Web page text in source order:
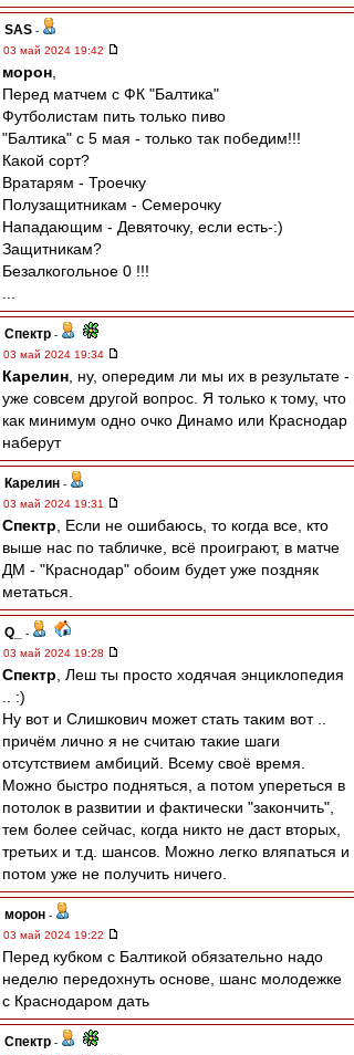
SAS -
03 май 2024 19:42
морон
Перед матчем с ФК "Балтика"
Футболистам пить только пиво
"Балтика" с 5 мая - только так победим!!!
Какой сорт?
Вратарям - Троечку
Полузащитникам - Семерочку
Нападающим - Девяточку, если есть-:)
Защитникам?
Безалкогольное 0 !!!
Спектр -
03 май 2024 19:34
Карелин , ну, опередим ли мы их в результате -
уже совсем другой вопрос. Я только к тому, что
как минимум одно очко Динамо или Краснодар
наберут
Карелин -
03 май 2024 19:31
Спектр , Если не ошибаюсь, то когда все, кто
выше нас по табличке, всё проиграют, в матче
ДМ - "Краснодар" обоим будет уже поздняк
метаться.
Q_
-
03 май 2024 19:28
Спектр , Леш ты просто ходячая энциклопедия
.. :)
Ну вот и Слишкович может стать таким вот ..
причём лично я не считаю такие шаги
отсутствием амбиций. Всему своё время.
Можно быстро подняться, а потом упереться в
потолок в развитии и фактически "закончить",
тем более сейчас, когда никто не даст вторых,
третьих и т.д. шансов. Можно легко вляпаться и
потом уже не получить ничего.
морон -
03 май 2024 19:22
Перед кубком с Балтикой обязательно надо
неделю передохнуть основе, шанс молодежке
с Краснодаром дать
Спектр -